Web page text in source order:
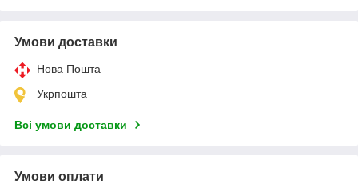
Умови доставки
Нова Пошта
Укрпошта
Всі умови доставки
Умови оплати